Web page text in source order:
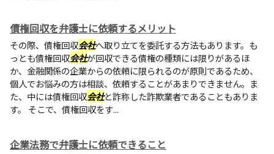
債権回収を弁護士に依頼するメリット
その際、債権回収会社へ取り立てを委託する方法もあります。も
っとも債権回収会社が回収できる債権の種類には限りがあるほ
か、金融関係の企業からの依頼に限られるのが原則であるため、
個人でお悩みの方は相談、依頼することがあまりできません。ま
た、中には債権回収会社と詐称した詐欺業者であることもありま
す。 そこで、債権回収をす...
企業法務で弁護士に依頼できること